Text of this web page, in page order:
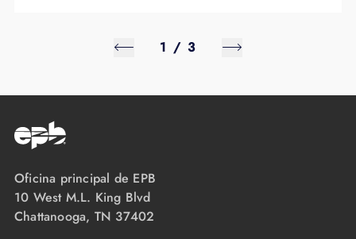
1 / 3
Oficina principal de EPB
10 West M.L. King Blvd
Chattanooga, TN 37402